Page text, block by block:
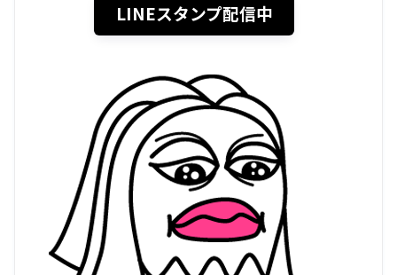
LINEスタンプ配信中